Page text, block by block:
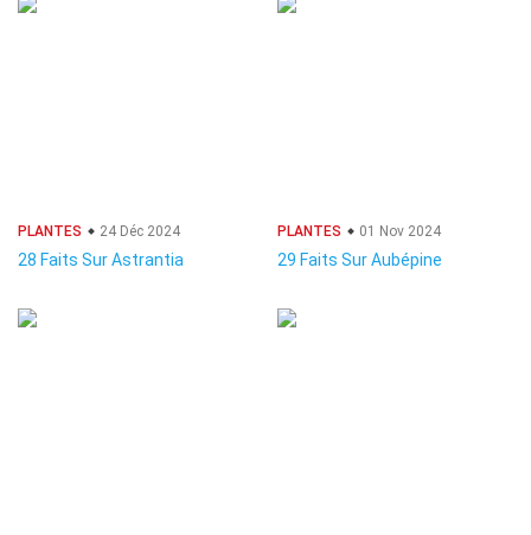
PLANTES 24 Déc 2024
28 Faits Sur Astrantia
PLANTES 01 Nov 2024
29 Faits Sur Aubépine